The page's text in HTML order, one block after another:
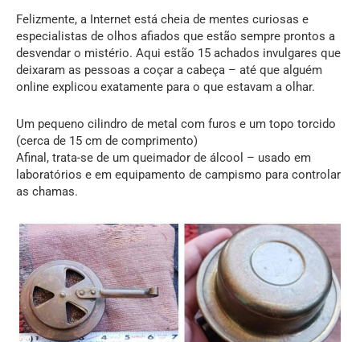
Felizmente, a Internet está cheia de mentes curiosas e
especialistas de olhos afiados que estão sempre prontos a
desvendar o mistério. Aqui estão 15 achados invulgares que
deixaram as pessoas a coçar a cabeça – até que alguém
online explicou exatamente para o que estavam a olhar.
Um pequeno cilindro de metal com furos e um topo torcido
(cerca de 15 cm de comprimento)
Afinal, trata-se de um queimador de álcool – usado em
laboratórios e em equipamento de campismo para controlar
as chamas.